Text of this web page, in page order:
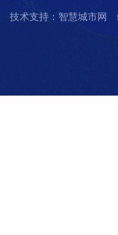
技术支持：智慧城市网